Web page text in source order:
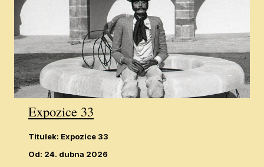
Expozice 33
Titulek: Expozice 33
Od: 24. dubna 2026